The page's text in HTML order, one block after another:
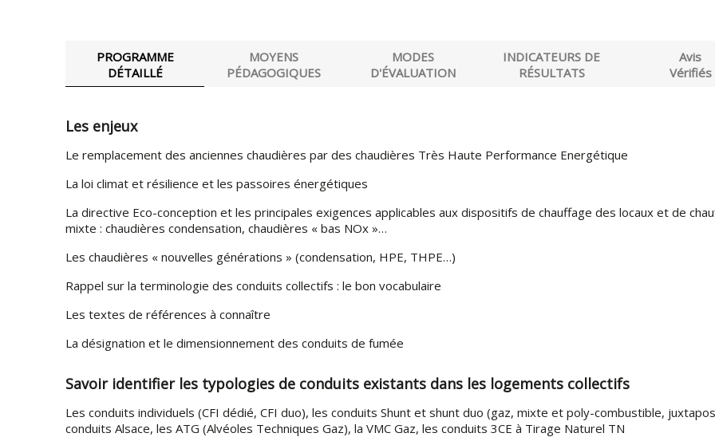
PROGRAMME
DÉTAILLÉ
MOYENS
PÉDAGOGIQUES
MODES
D'ÉVALUATION
INDICATEURS DE
RÉSULTATS
Avis
Vérifiés
Les enjeux
Le remplacement des anciennes chaudières par des chaudières Très Haute Performance Energétique
La loi climat et résilience et les passoires énergétiques
La directive Eco-conception et les principales exigences applicables aux dispositifs de chauffage des locaux et de
mixte : chaudières condensation, chaudières « bas NOx »…
Les chaudières « nouvelles générations » (condensation, HPE, THPE…)
Rappel sur la terminologie des conduits collectifs : le bon vocabulaire
Les textes de références à connaître
La désignation et le dimensionnement des conduits de fumée
Savoir identifier les typologies de conduits existants dans les logements collectifs
Les conduits individuels (CFI dédié, CFI duo), les conduits Shunt et shunt duo (gaz, mixte et poly-combustible,
conduits Alsace, les ATG (Alvéoles Techniques Gaz), la VMC Gaz, les conduits 3CE à Tirage Naturel TN